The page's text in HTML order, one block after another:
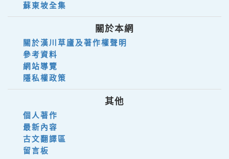
蘇東坡全集
關於本網
關於漢川草廬及著作權聲明
參考資料
網站導覽
隱私權政策
其他
個人著作
最新內容
古文翻譯區
留言板